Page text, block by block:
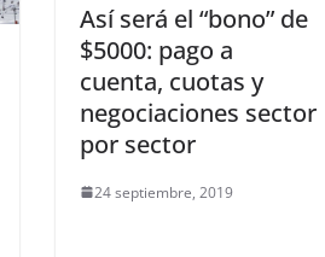
Así será el “bono” de
$5000: pago a
cuenta, cuotas y
negociaciones sector
por sector
24 septiembre, 2019